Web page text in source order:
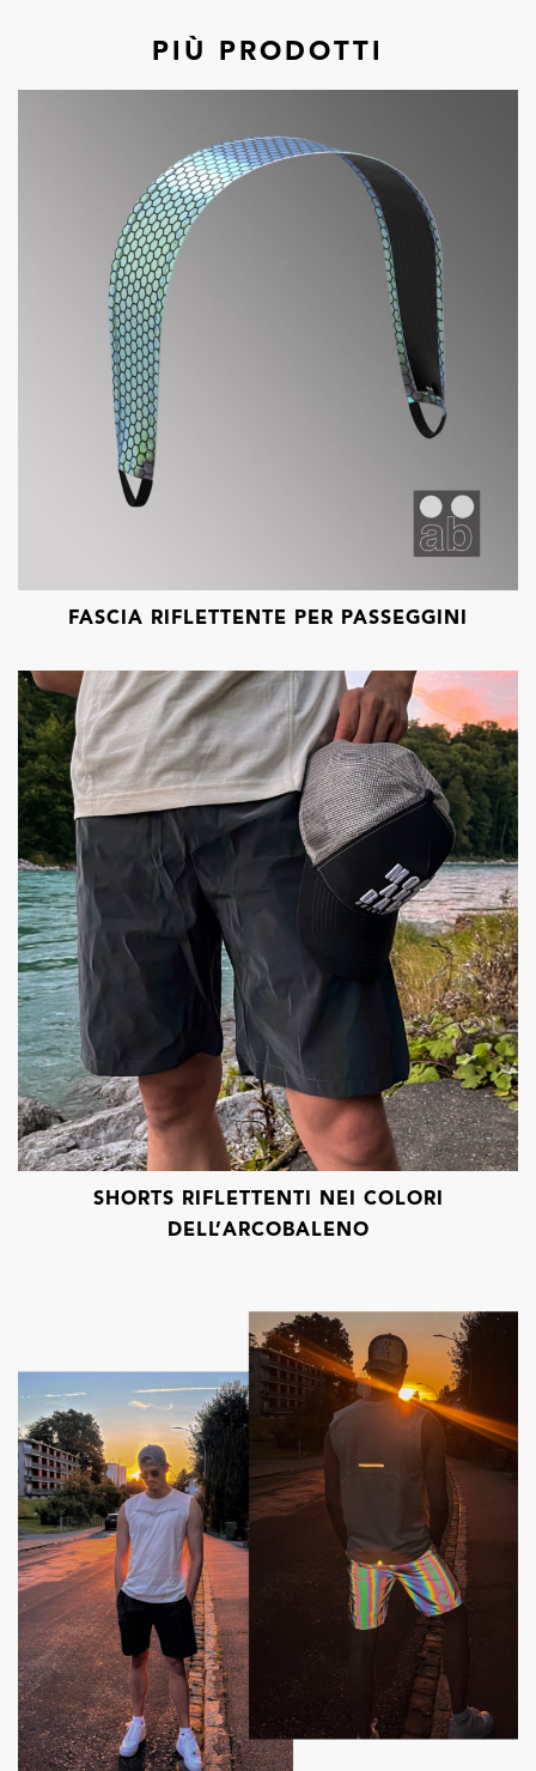
PIÙ PRODOTTI
FASCIA RIFLETTENTE PER PASSEGGINI
SHORTS RIFLETTENTI NEI COLORI
DELL’ARCOBALENO